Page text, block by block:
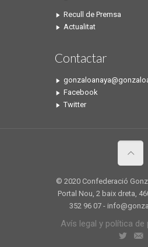
Recull de Premsa
Actualitat
Contactar
Facebook
Twitter
© 2020 Confederació
Portal Nou, 2 baix dreta,
352 96 07 -
Avís legal y política de